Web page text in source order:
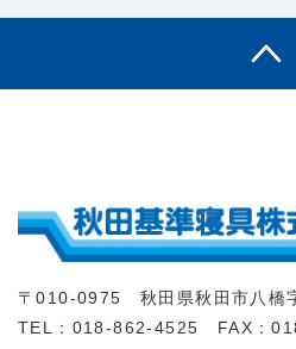
〒010-0975 秋田県秋田市八橋
TEL：018-862-4525 FAX：